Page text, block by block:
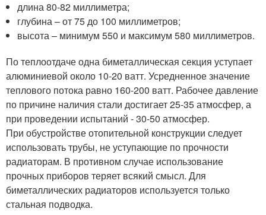
длина 80-82 миллиметра;
глубина – от 75 до 100 миллиметров;
высота – минимум 550 и максимум 580 миллиметров.
По теплоотдаче одна биметаллическая секция уступает
алюминиевой около 10-20 ватт. Усредненное значение
теплового потока равно 160-200 ватт. Рабочее давление
по причине наличия стали достигает 25-35 атмосфер, а
при проведении испытаний - 30-50 атмосфер.
При обустройстве отопительной конструкции следует
использовать трубы, не уступающие по прочности
радиаторам. В противном случае использование
прочных приборов теряет всякий смысл. Для
биметаллических радиаторов используется только
стальная подводка.